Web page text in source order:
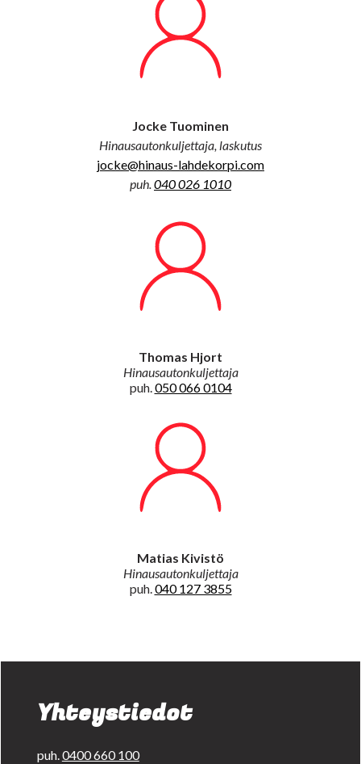
Jocke Tuominen
Hinausautonkuljettaja, laskutus
jocke@hinaus-lahdekorpi.com
puh.040 026 1010
Thomas Hjort
Hinausautonkuljettaja
puh.050 066 0104
Matias Kivistö
Hinausautonkuljettaja
puh.040 127 3855
Yhteystiedot
puh.0400 660 100